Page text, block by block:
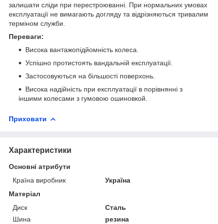
залишати сліди при перестроюванні. При нормальних умовах
експлуатації не вимагають догляду та відрізняються тривалим
терміном служби.
Переваги:
Висока вантажопідйомність колеса.
Успішно протистоять вандальній експлуатації.
Застосовуються на більшості поверхонь.
Висока надійність при експлуатації в порівнянні з
іншими колесами з гумовою ошиновкой.
Приховати
Характеристики
Основні атрибути
Країна виробник
Україна
Матеріал
Диск
Сталь
Шина
резина